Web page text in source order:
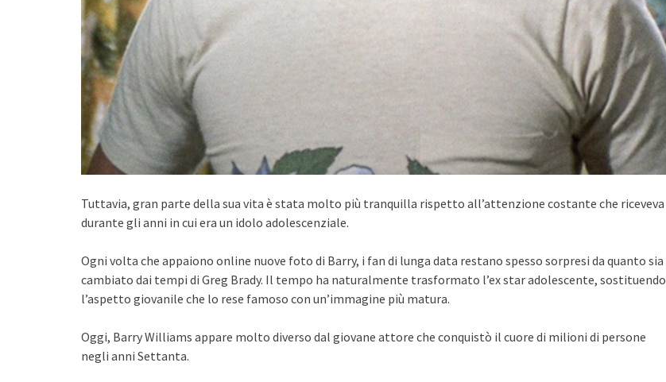
Tuttavia, gran parte della sua vita è stata molto più tranquilla rispetto all’attenzione costante che riceveva
durante gli anni in cui era un idolo adolescenziale.
Ogni volta che appaiono online nuove foto di Barry, i fan di lunga data restano spesso sorpresi da quanto sia
cambiato dai tempi di Greg Brady. Il tempo ha naturalmente trasformato l’ex star adolescente, sostituendo
l’aspetto giovanile che lo rese famoso con un’immagine più matura.
Oggi, Barry Williams appare molto diverso dal giovane attore che conquistò il cuore di milioni di persone
negli anni Settanta.